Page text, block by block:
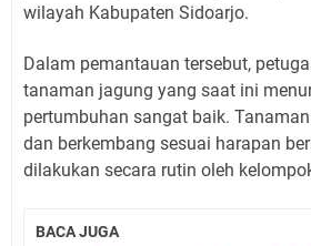
wilayah Kabupaten Sidoarjo.
Dalam pemantauan tersebut,
tanaman jagung yang saat ini
pertumbuhan sangat baik.
dan berkembang sesuai harapan
dilakukan secara rutin oleh
BACA JUGA